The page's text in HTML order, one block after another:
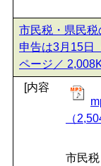
市民税・県民
申告は3月15日
ページ／
[内容
（
市民